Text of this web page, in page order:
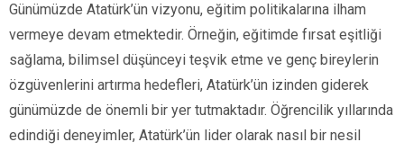
Günümüzde Atatürk’ün vizyonu, eğitim politikalarına ilham
vermeye devam etmektedir. Örneğin, eğitimde fırsat eşitliği
sağlama, bilimsel düşünceyi teşvik etme ve genç bireylerin
özgüvenlerini artırma hedefleri, Atatürk’ün izinden giderek
günümüzde de önemli bir yer tutmaktadır. Öğrencilik yıllarında
edindiği deneyimler, Atatürk’ün lider olarak nasıl bir nesil